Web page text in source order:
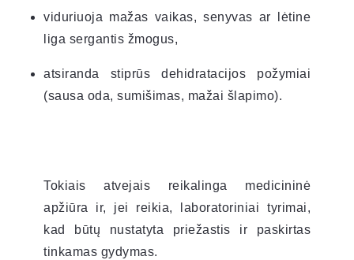
viduriuoja mažas vaikas, senyvas ar lėtine
liga sergantis žmogus,
atsiranda stiprūs dehidratacijos požymiai
(sausa oda, sumišimas, mažai šlapimo).
Tokiais atvejais reikalinga medicininė
apžiūra ir, jei reikia, laboratoriniai tyrimai,
kad būtų nustatyta priežastis ir paskirtas
tinkamas gydymas.